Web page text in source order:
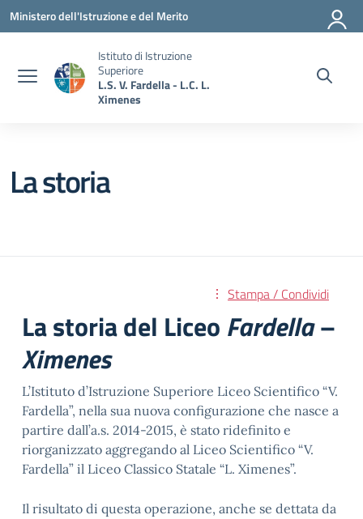
Vai ai contenuti
Vai al menu di navigazione
Vai al footer
Ministero dell'Istruzione e del Merito
Istituto di Istruzione
Superiore
L.S. V. Fardella - L.C. L.
Ximenes
La storia
Stampa / Condividi
La storia del Liceo Fardella –
Ximenes
L’Istituto d’Istruzione Superiore Liceo Scientifico “V.
Fardella”, nella sua nuova configurazione che nasce a
partire dall’a.s. 2014-2015, è stato ridefinito e
riorganizzato aggregando al Liceo Scientifico “V.
Fardella” il Liceo Classico Statale “L. Ximenes”.
Il risultato di questa operazione, anche se dettata da